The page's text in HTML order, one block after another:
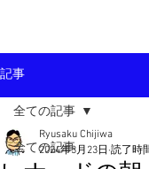
記事
全ての記事
全ての記事
Ryusaku Chijiwa
2024年3月23日 読了時